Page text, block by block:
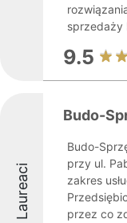
sprzedaży
9.5
Laureaci
Budo-
Budo-
przy ul.
zakres
przez co